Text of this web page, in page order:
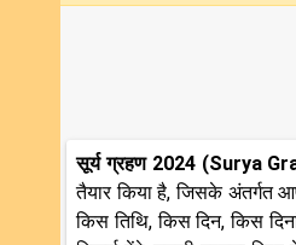
सूर्य ग्रहण 2024 (Surya
तैयार किया है, जिसके अंतर्गत
किस तिथि, किस दिन, किस